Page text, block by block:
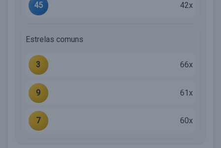
45 42x
Estrelas comuns
3 66x
9 61x
7 60x